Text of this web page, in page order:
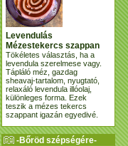
Levendulás
Mézestekercs szappan
Tökéletes választás, ha a
levendula szerelmese vagy.
Tápláló méz, gazdag
sheavaj-tartalom, nyugtató,
relaxáló levendula illóolaj,
különleges forma. Ezek
teszik a mézes tekercs
szappant igazán egyedivé.
-Bőröd szépségére-